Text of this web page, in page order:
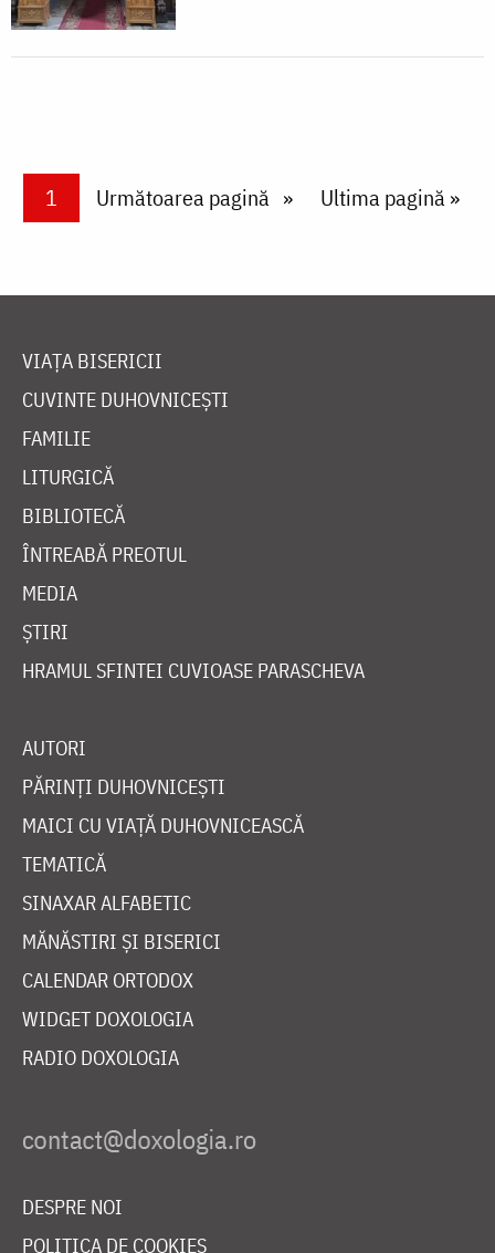
PaginareCurrent page
1 Next page
Următoarea pagină Last page
Ultima pagină »
VIAȚA BISERICII
CUVINTE DUHOVNICEȘTI
FAMILIE
LITURGICĂ
BIBLIOTECĂ
ÎNTREABĂ PREOTUL
MEDIA
ȘTIRI
HRAMUL SFINTEI CUVIOASE PARASCHEVA
AUTORI
PĂRINȚI DUHOVNICEȘTI
MAICI CU VIAȚĂ DUHOVNICEASCĂ
TEMATICĂ
SINAXAR ALFABETIC
MĂNĂSTIRI ȘI BISERICI
CALENDAR ORTODOX
WIDGET DOXOLOGIA
RADIO DOXOLOGIA
DESPRE NOI
POLITICA DE COOKIES